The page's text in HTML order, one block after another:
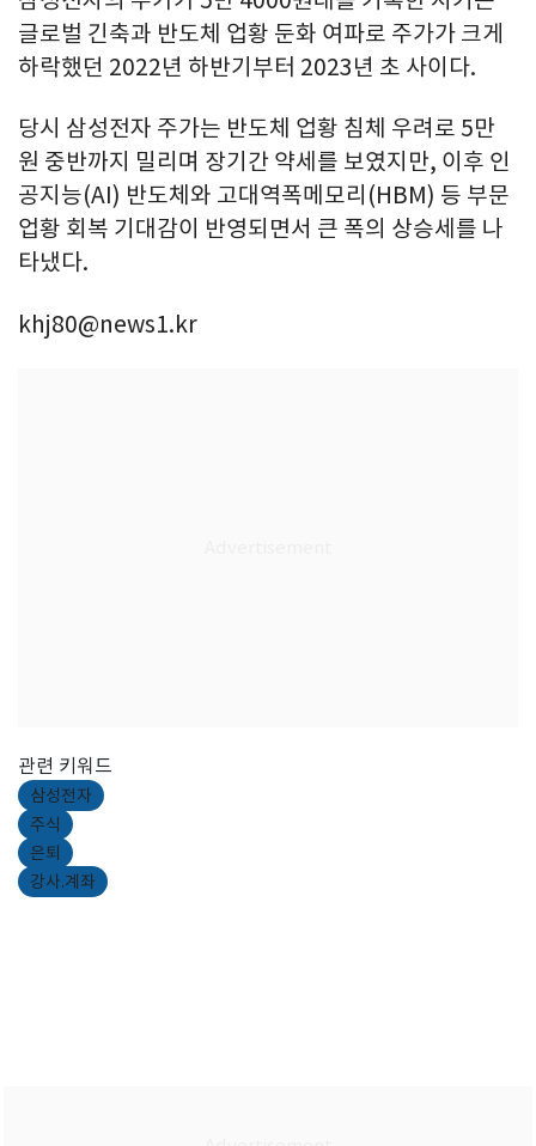
글로벌 긴축과 반도체 업황 둔화 여파로 주가가 크게
하락했던 2022년 하반기부터 2023년 초 사이다.
당시 삼성전자 주가는 반도체 업황 침체 우려로 5만
원 중반까지 밀리며 장기간 약세를 보였지만, 이후 인
공지능(AI) 반도체와 고대역폭메모리(HBM) 등 부문
업황 회복 기대감이 반영되면서 큰 폭의 상승세를 나
타냈다.
khj80@news1.kr
관련 키워드
삼성전자
주식
은퇴
강사.계좌